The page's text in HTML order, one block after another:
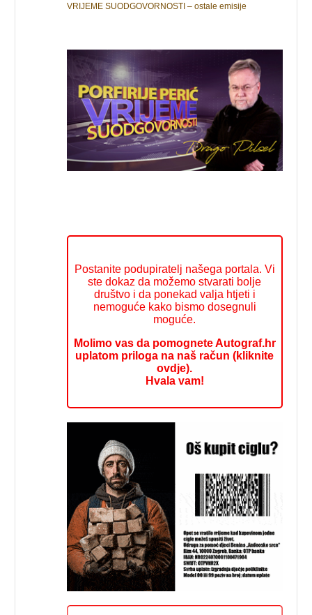
VRIJEME SUODGOVORNOSTI – ostale emisije
Postanite podupiratelj našega portala. Vi
ste dokaz da možemo stvarati bolje
društvo i da ponekad valja htjeti i
nemoguće kako bismo dosegnuli
moguće.
Molimo vas da pomognete Autograf.hr
uplatom priloga na naš račun (kliknite
ovdje).
Hvala vam!